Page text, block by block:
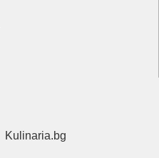
Kulinaria.bg